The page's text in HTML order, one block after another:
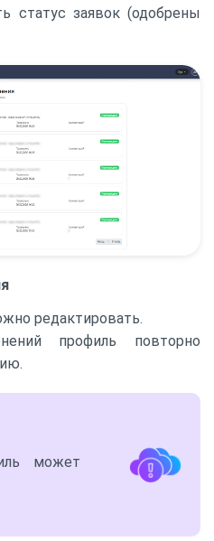
статус заявок (одобрены
редактировать.
профиль повторно
может